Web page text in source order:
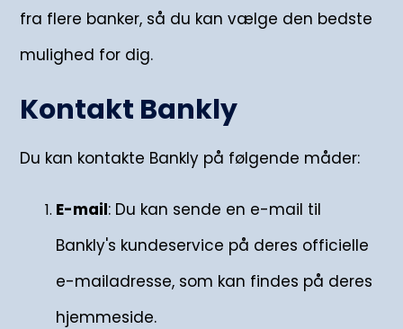
fra flere banker, så du kan vælge den bedste
mulighed for dig.
Kontakt Bankly
Du kan kontakte Bankly på følgende måder:
E-mail: Du kan sende en e-mail til
Bankly's kundeservice på deres officielle
e-mailadresse, som kan findes på deres
hjemmeside.